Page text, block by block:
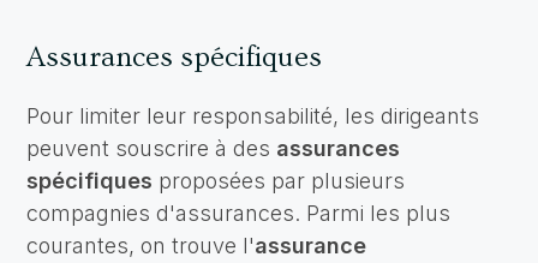
Assurances spécifiques
Pour limiter leur responsabilité, les dirigeants
peuvent souscrire à des assurances
spécifiques proposées par plusieurs
compagnies d'assurances. Parmi les plus
courantes, on trouve l'assurance